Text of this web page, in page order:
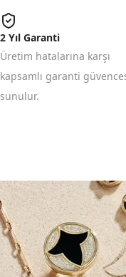
2 Yıl Garanti
Üretim hatalarına karşı
kapsamlı garanti
sunulur.